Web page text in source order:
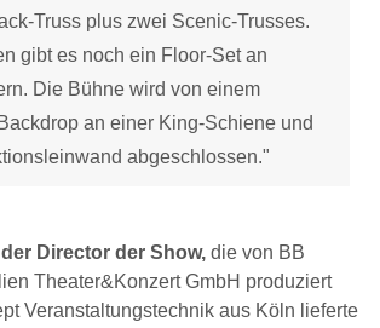
Truss plus zwei Scenic-Trusses.
gibt es noch ein Floor-Set an
Die Bühne wird von einem
an einer King-Schiene und
abgeschlossen."
Director der Show, die von BB
Theater&Konzert GmbH produziert
Veranstaltungstechnik aus Köln lieferte